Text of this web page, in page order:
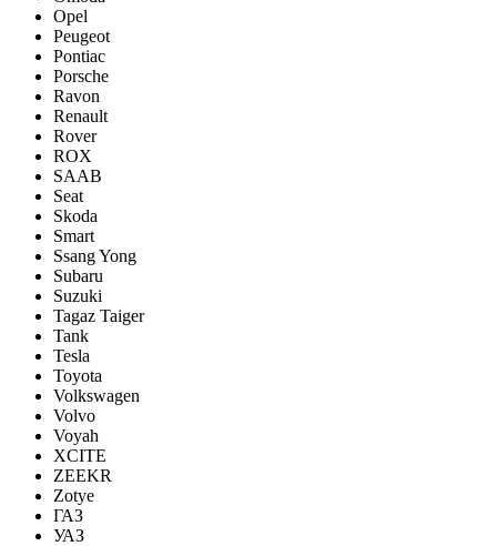
Opel
Peugeot
Pontiac
Porsсhe
Ravon
Renault
Rover
ROX
SAAB
Seat
Skoda
Smart
Ssang Yong
Subaru
Suzuki
Tagaz Taiger
Tank
Tesla
Toyota
Volkswagen
Volvo
Voyah
XCITE
ZEEKR
Zotye
ГАЗ
УАЗ